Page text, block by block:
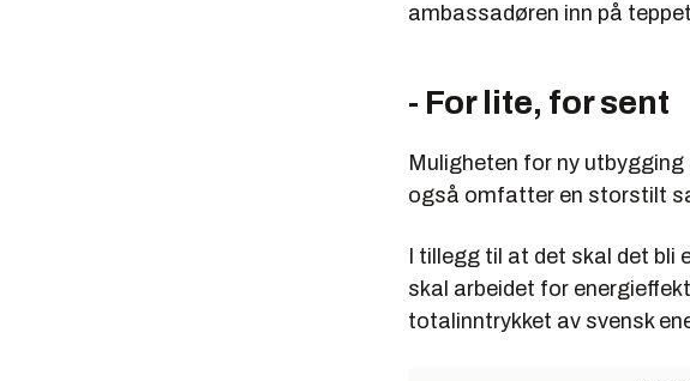
ambassadøren inn på
- For lite, for sent
Muligheten for ny
også omfatter en storstilt
I tillegg til at det skal det
skal arbeidet for
totalinntrykket av svensk